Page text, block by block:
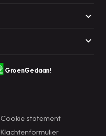
GroenGedaan!
Cookie statement
Klachtenformulier